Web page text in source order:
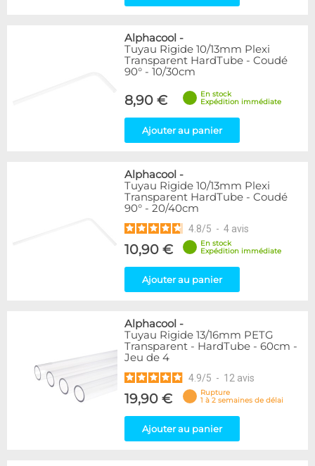
Alphacool -
Tuyau Rigide 10/13mm Plexi
Transparent HardTube - Coudé
90° - 10/30cm
8,90 €
En stock
Expédition immédiate
Ajouter au panier
Alphacool -
Tuyau Rigide 10/13mm Plexi
Transparent HardTube - Coudé
90° - 20/40cm
4.8/5 - 4 avis
10,90 €
En stock
Expédition immédiate
Ajouter au panier
Alphacool -
Tuyau Rigide 13/16mm PETG
Transparent - HardTube - 60cm -
Jeu de 4
4.9/5 - 12 avis
19,90 €
Rupture
1 à 2 semaines de délai
Ajouter au panier